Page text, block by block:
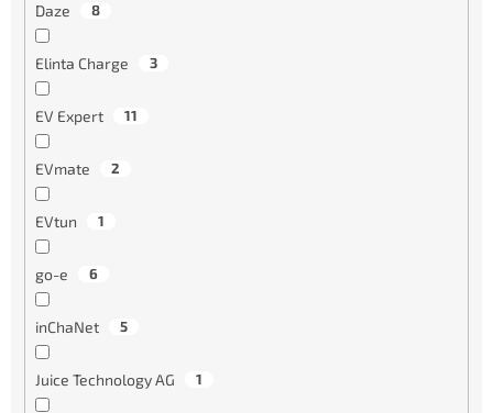
Daze 8
Elinta Charge 3
EV Expert 11
EVmate 2
EVtun 1
go-e 6
inChaNet 5
Juice Technology AG 1